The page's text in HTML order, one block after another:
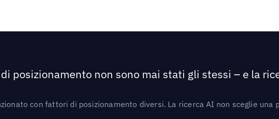
posizionamento non sono mai stati gli stessi – e la
con fattori di posizionamento diversi. La ricerca AI non sceglie una